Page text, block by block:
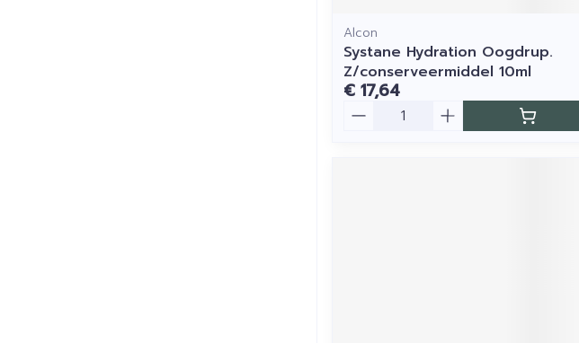
Alcon
Systane Hydration Oogdrup.
Z/conserveermiddel 10ml
€ 17,64